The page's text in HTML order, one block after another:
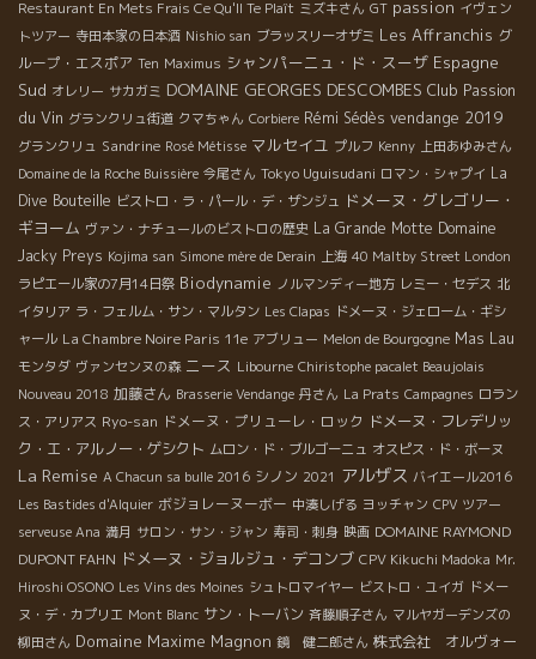
Restaurant En Mets Frais Ce Qu'Il Te Plaît ミズキさん GT passion イヴェン
トツアー 寺田本家の日本酒 Nishio san ブラッスリーオザミ Les Affranchis グ
ループ・エスポア Ten Maximus シャンパーニュ・ド・スーザ Espagne
Sud オレリー サカガミ DOMAINE GEORGES DESCOMBES Club Passion
du Vin グランクリュ街道 クマちゃん Corbiere Rémi Sédès vendange 2019
グランクリュ Sandrine Rosé Métisse マルセイユ プルフ Kenny 上田あゆみさん
Domaine de la Roche Buissière 今尾さん Tokyo Uguisudani ロマン・シャプイ La
Dive Bouteille ビストロ・ラ・パール・デ・ザンジュ ドメーヌ・グレゴリー・
ギヨーム ヴァン・ナチュールのビストロの歴史 La Grande Motte Domaine
Jacky Preys Kojima san Simone mère de Derain 上海 40 Maltby Street London
ラピエール家の7月14日祭 Biodynamie ノルマンディー地方 レミー・セデス 北
イタリア ラ・フェルム・サン・マルタン Les Clapas ドメーヌ・ジェローム・ギシ
ャール La Chambre Noire Paris 11e アブリュー Melon de Bourgogne Mas Lau
モンタダ ヴァンセンヌの森 ニース Libourne Chiristophe pacalet Beaujolais
Nouveau 2018 加藤さん Brasserie Vendange 丹さん La Prats Campagnes ロラン
ス・アリアス Ryo-san ドメーヌ・プリューレ・ロック ドメーヌ・フレデリッ
ク・エ・アルノー・ゲシクト ムロン・ド・ブルゴーニュ オスピス・ド・ボーヌ
La Remise A Chacun sa bulle 2016 シノン 2021 アルザス バイエール2016
Les Bastides d'Alquier ボジョレーヌーボー 中湊しげる ヨッチャン CPV ツアー
serveuse Ana 満月 サロン・サン・ジャン 寿司・刺身 映画 DOMAINE RAYMOND
DUPONT FAHN ドメーヌ・ジョルジュ・デコンブ CPV Kikuchi Madoka Mr.
Hiroshi OSONO Les Vins des Moines シュトロマイヤー ビストロ・ユイガ ドメー
ヌ・デ・カプリエ Mont Blanc サン・トーバン 斉藤順子さん マルヤガーデンズの
柳田さん Domaine Maxime Magnon 鏡 健二郎さん 株式会社 オルヴォー